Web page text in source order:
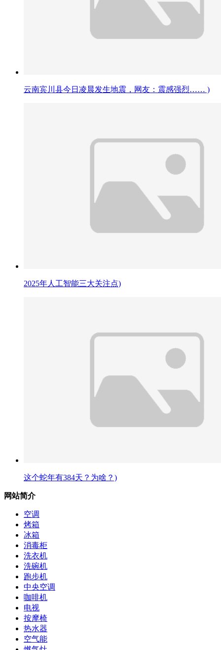
云南宾川县今日凌晨发生地震，网友：震感强烈…… )
2025年人工智能三大关注点)
这个蛇年有384天？为啥？)
网站简介
空调
烤箱
冰箱
消毒柜
洗衣机
洗碗机
跑步机
中央空调
咖啡机
电视
按摩椅
热水器
空气能